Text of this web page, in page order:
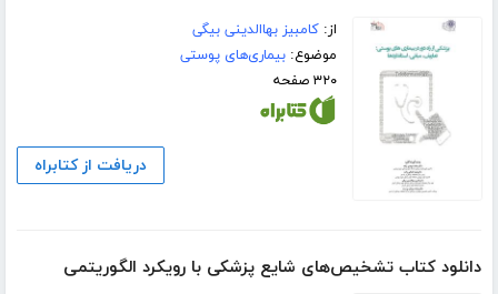
از:کامبیز بهاالدینی بیگی
موضوع:بیماری‌های پوستی
۳۲۰ صفحه
دریافت از کتابراه
دانلود کتاب تشخیص‌های شایع پزشکی با رویکرد الگوریتمی